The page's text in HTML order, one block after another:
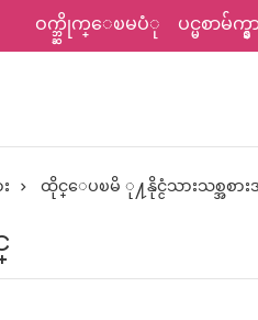
ဝက္ဘ္ဆိုက္ေၿမပံု ပင္မစာမ်က္နွ
ထိုင္ေပၿမိ ု႔နိုင္ငံသားသစ္အစ